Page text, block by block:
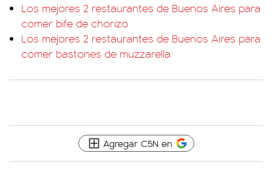
Los mejores 2 restaurantes de Buenos Aires para
comer bife de chorizo
Los mejores 2 restaurantes de Buenos Aires para
comer bastones de muzzarella
Agregar C5N en